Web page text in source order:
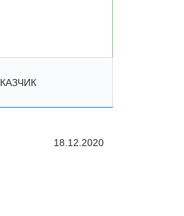
18.12.2020